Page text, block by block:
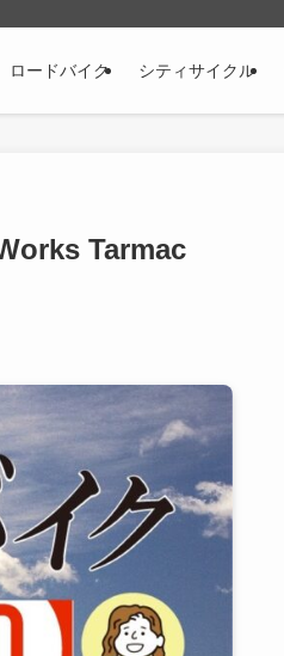
ロードバイク シティサイクル
Tarmac